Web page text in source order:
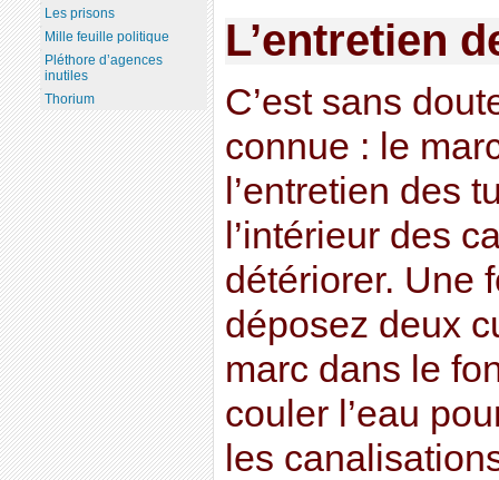
L’entretien
C’est sans
connue : le
l’entretien des
l’intérieur des
détériorer. Une
déposez deux
marc dans le
couler l’eau
les
Les prisons
Mille feuille politique
Pléthore d’agences
inutiles
Thorium